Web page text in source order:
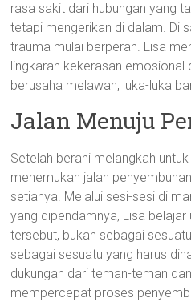
rasa sakit dari hubungan yang
tetapi mengerikan di dalam. Di
trauma mulai berperan. Lisa
lingkaran kekerasan emosional
berusaha melawan, luka-luka
Jalan Menuju
Setelah berani melangkah
menemukan jalan
setianya. Melalui sesi-sesi di
yang dipendamnya, Lisa
tersebut, bukan sebagai
sebagai sesuatu yang harus
dukungan dari teman-teman
mempercepat proses